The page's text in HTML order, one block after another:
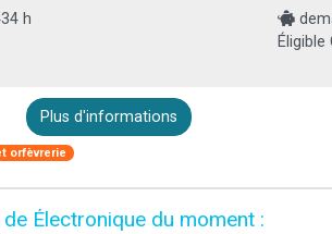
h
Éligible
Plus d'informations
orfèvrerie
Électronique du moment :